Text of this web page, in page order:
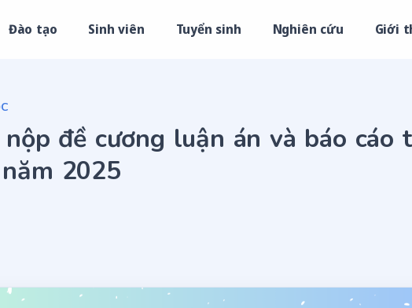
Đào tạo Sinh viên Tuyển sinh Nghiên cứu Giới
đề cương luận án và báo cáo
2025